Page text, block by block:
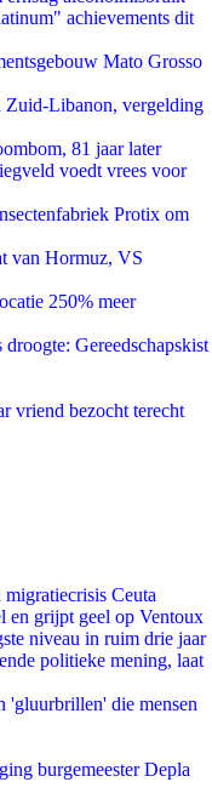
achievements dit
Mato Grosso
Zuid-Libanon, vergelding
81 jaar later
voedt vrees voor
Protix om
van Hormuz, VS
250% meer
droogte: Gereedschapskist
vriend bezocht terecht
Ceuta
en grijpt geel op Ventoux
niveau in ruim drie jaar
politieke mening, laat
die mensen
burgemeester Depla